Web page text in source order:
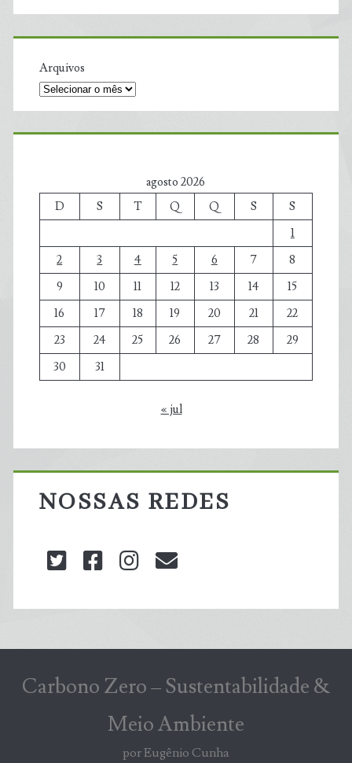
Arquivos
agosto 2026
D
S T Q Q S
S
1
2
3 4 5 6 7
8
9
10 11 12 13 14
15
16
17 18 19 20 21
22
23
24 25 26 27 28
29
30
31
« jul
NOSSAS REDES
twitterfacebookinstagram
Carbono Zero – Sustentabilidade &
Meio Ambiente
por Eugênio Cunha